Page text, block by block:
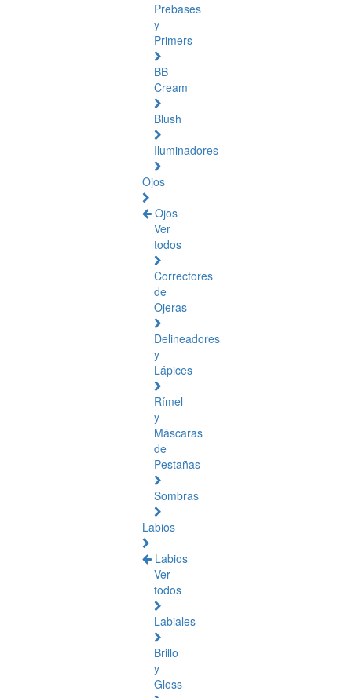
Prebases
y
Primers
BB
Cream
Blush
Iluminadores
Ojos
Ojos
Ver
todos
Correctores
de
Ojeras
Delineadores
y
Lápices
Rímel
y
Máscaras
de
Pestañas
Sombras
Labios
Labios
Ver
todos
Labiales
Brillo
y
Gloss